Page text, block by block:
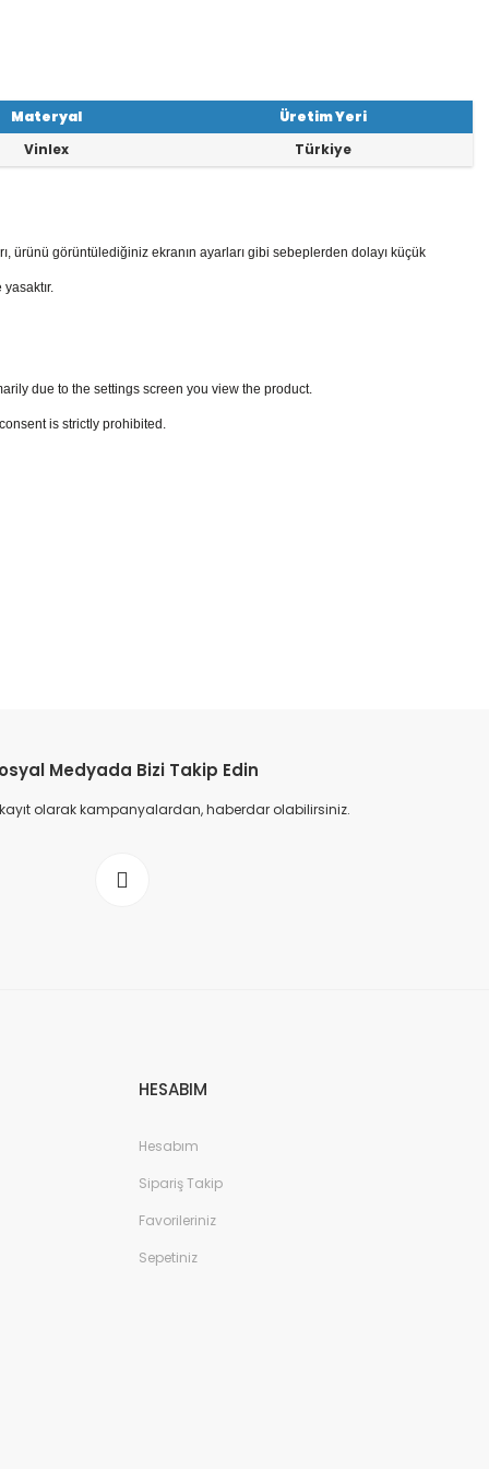
Materyal
Üretim Yeri
Vinlex Türkiye
ürünü görüntülediğiniz ekranın ayarları gibi sebeplerden dolayı küçük
due to the settings screen you view the product.
is strictly prohibited.
Medyada Bizi Takip Edin
olarak kampanyalardan, haberdar olabilirsiniz.
HESABIM
Hesabım
Sipariş Takip
Favorileriniz
Sepetiniz